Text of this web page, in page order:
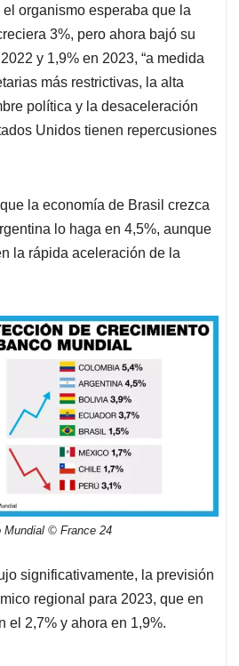
organismo esperaba que la
3%, pero ahora bajó su
y 1,9% en 2023, “a medida
más restrictivas, la alta
política y la desaceleración
Unidos tienen repercusiones
la economía de Brasil crezca
lo haga en 4,5%, aunque
la rápida aceleración de la
Mundial © France 24
significativamente, la previsión
regional para 2023, que en
el 2,7% y ahora en 1,9%.